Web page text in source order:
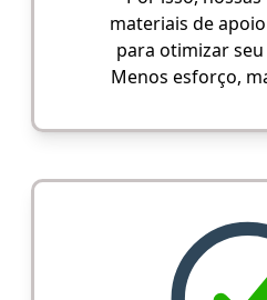
materiais de
para otimizar
Menos esforço,